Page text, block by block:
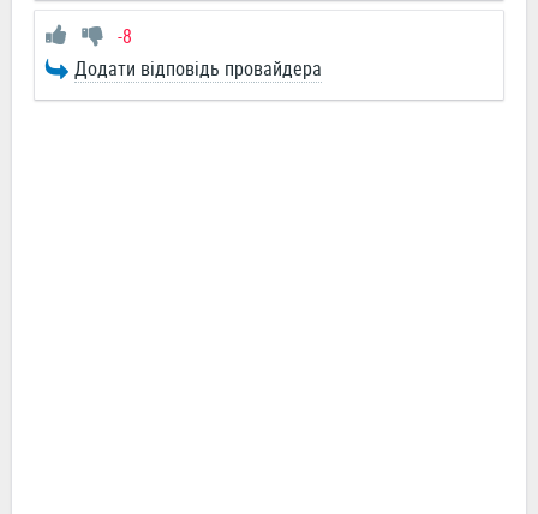
-8
Додати відповідь провайдера